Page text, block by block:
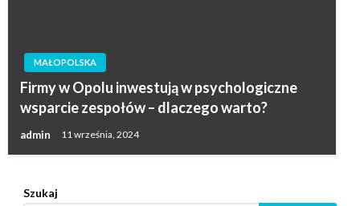
MAŁOPOLSKA
Firmy w Opolu inwestują w psychologiczne
wsparcie zespołów – dlaczego warto?
admin 11 września, 2024
Szukaj